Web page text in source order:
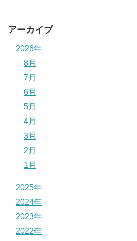
アーカイブ
2026年
8月
7月
6月
5月
4月
3月
2月
1月
2025年
2024年
2023年
2022年